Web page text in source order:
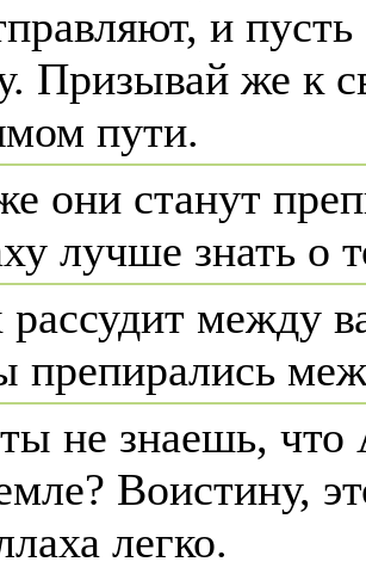
и
Призывай же к
пути.
они станут
лучше знать о
между
препирались
не знаешь, что
Воистину,
легко.